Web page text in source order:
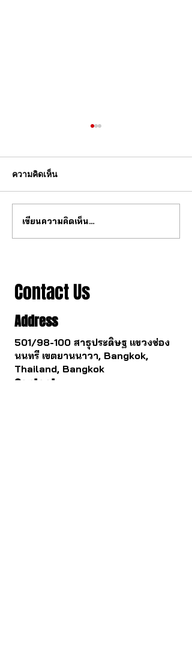
วงการนาฬกากำลังจะ
เปลี่ยนไป
ความคิดเห็น
เขียนความคิดเห็น…
Contact Us
Address
501/98-100 สาธุประดิษฐ แขวงช่อง
นนทรี เขตยานนาวา, Bangkok,
Thailand, Bangkok
Contact